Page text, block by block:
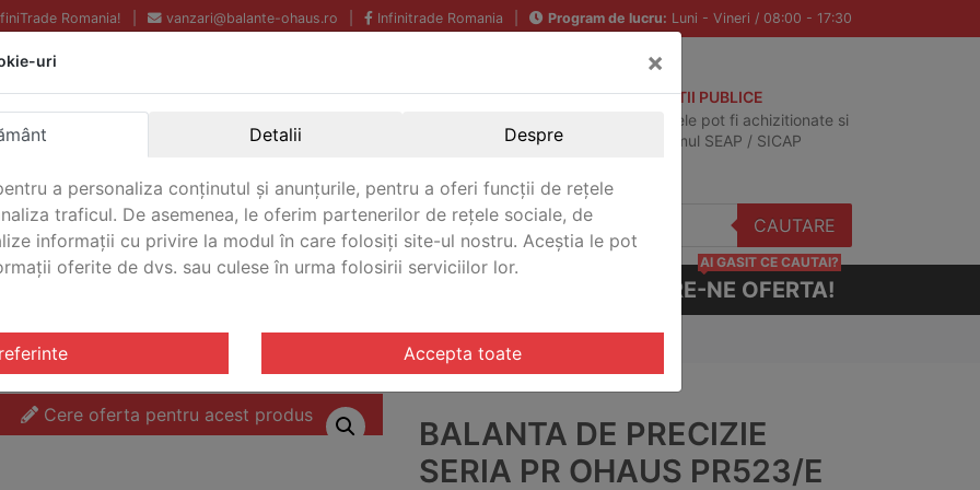
Romania! vanzari@balante-ohaus.ro Infinitrade Romania Program de lucru: Luni - Vineri / 08:00 - 17:30
Echipamente profesionale
pentru laborator.
Garantie Internationala.
ACHIZITII PUBLICE
Produsele pot fi achizitionate si
in sistemul SEAP / SICAP
CAUTARE
CERE-NE OFERTA!
AI GASIT CE CAUTAI?
Seria PR/ Balanta de precizie Seria PR Ohaus PR523/E
Cere oferta pentru acest produs
BALANTA DE PRECIZIE
SERIA PR OHAUS PR523/E
uri ×
Detalii Despre
a personaliza conținutul și anunțurile, pentru a oferi funcții de rețele
traficul. De asemenea, le oferim partenerilor de rețele sociale, de
informații cu privire la modul în care folosiți site-ul nostru. Aceștia le pot
oferite de dvs. sau culese în urma folosirii serviciilor lor.
Accepta toate